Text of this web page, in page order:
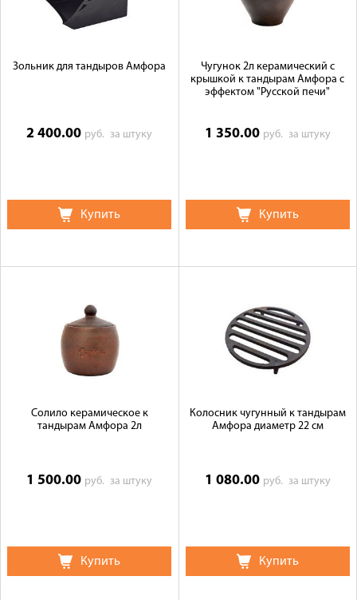
Зольник для тандыров Амфора
2 400.00 руб.за штуку
Купить
Чугунок 2л керамический с
крышкой к тандырам Амфора с
эффектом "Русской печи"
1 350.00 руб. за штуку
Купить
Солило керамическое к
тандырам Амфора 2л
1 500.00 руб.за штуку
Купить
Колосник чугунный к тандырам
Амфора диаметр 22 см
1 080.00 руб. за штуку
Купить